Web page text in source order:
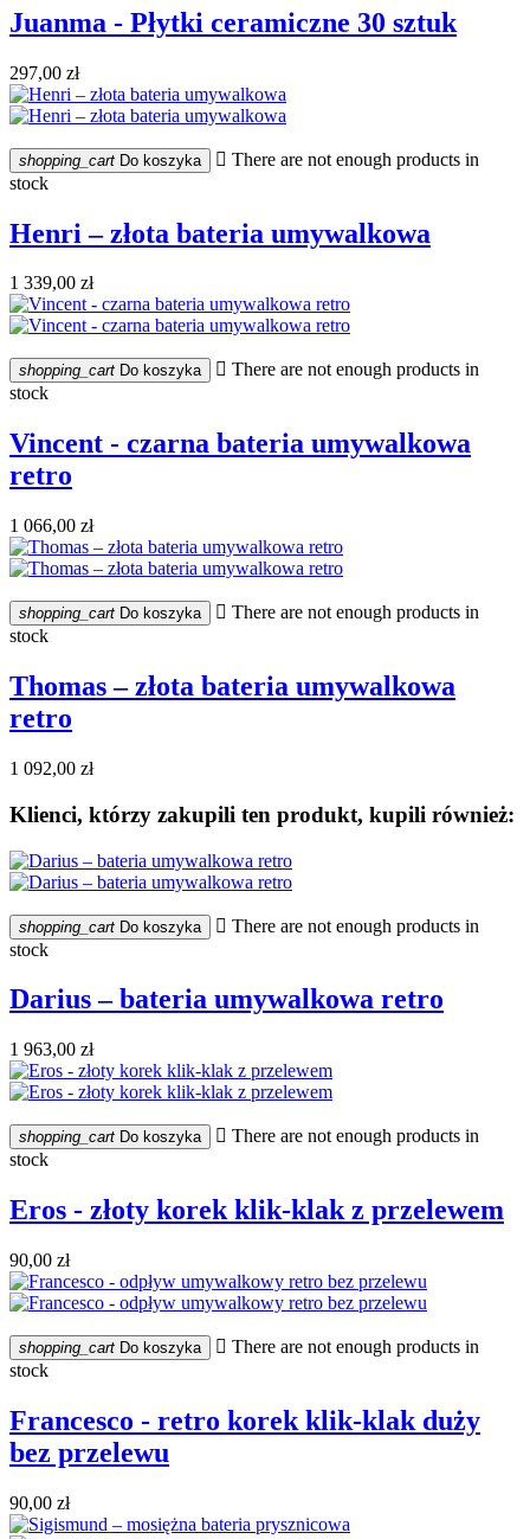
Juanma - Płytki ceramiczne 30 sztuk
297,00 zł
shopping_cart Do koszyka  There are not enough products in
stock
Henri – złota bateria umywalkowa
1 339,00 zł
shopping_cart Do koszyka  There are not enough products in
stock
Vincent - czarna bateria umywalkowa
retro
1 066,00 zł
shopping_cart Do koszyka  There are not enough products in
stock
Thomas – złota bateria umywalkowa
retro
1 092,00 zł
Klienci, którzy zakupili ten produkt, kupili również:
shopping_cart Do koszyka  There are not enough products in
stock
Darius – bateria umywalkowa retro
1 963,00 zł
shopping_cart Do koszyka  There are not enough products in
stock
Eros - złoty korek klik-klak z przelewem
90,00 zł
shopping_cart Do koszyka  There are not enough products in
stock
Francesco - retro korek klik-klak duży
bez przelewu
90,00 zł